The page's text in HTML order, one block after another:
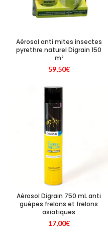
Aérosol anti mites insectes
pyrethre naturel Digrain 150
m²
59,50€
Aérosol Digrain 750 mL anti
guêpes frelons et frelons
asiatiques
17,00€